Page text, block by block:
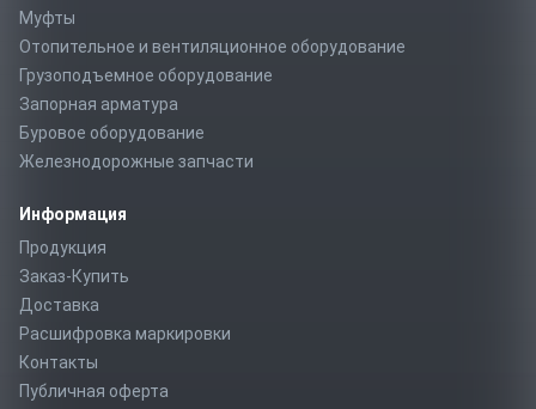
Муфты
Отопительное и вентиляционное оборудование
Грузоподъемное оборудование
Запорная арматура
Буровое оборудование
Железнодорожные запчасти
Информация
Продукция
Заказ-Купить
Доставка
Расшифровка маркировки
Контакты
Публичная оферта